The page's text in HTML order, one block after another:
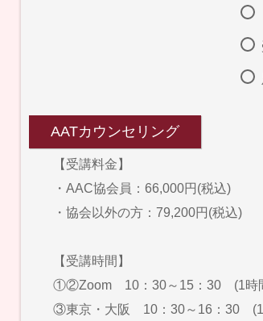
AATカウンセリング
【受講料金】
・AAC協会員：66,000円(税込)
・協会以外の方：79,200円(税込)
【受講時間】
①②Zoom 10：30～15：30 (1時
③東京・大阪 10：30～16：30 (1